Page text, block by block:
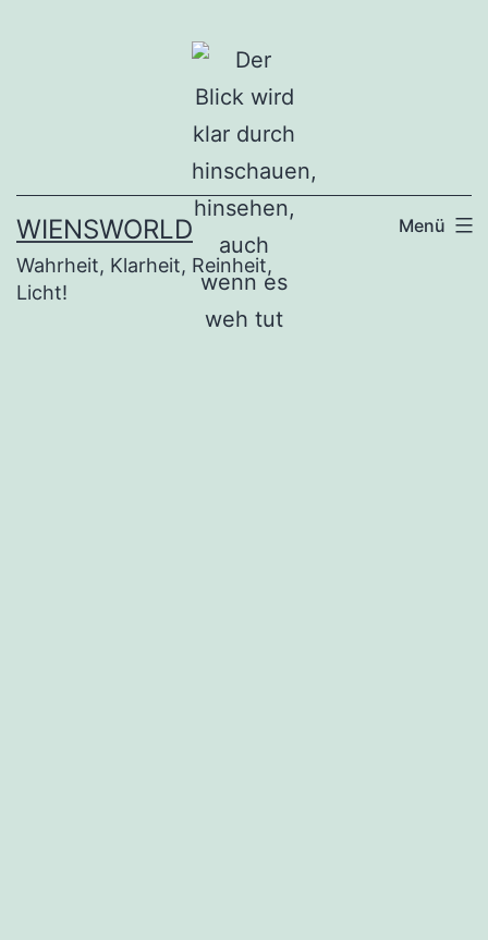
WIENSWORLD
Wahrheit, Klarheit, Reinheit,
Licht!
Menü